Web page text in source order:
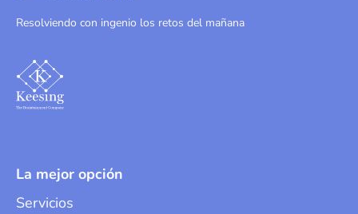
Resolviendo con ingenio los retos del mañana
La mejor opción
Servicios